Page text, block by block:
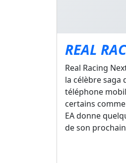
REAL
Real Racing
la célèbre saga
téléphone
certains
EA donne
de son